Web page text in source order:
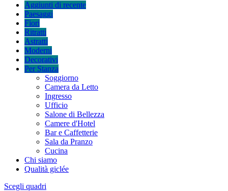
Aggiunti di recente
Paesaggi
Fiori
Ritratti
Astratti
Moderni
Decorativi
Per Stanza
Soggiorno
Camera da Letto
Ingresso
Ufficio
Salone di Bellezza
Camere d'Hotel
Bar e Caffetterie
Sala da Pranzo
Cucina
Chi siamo
Qualità giclée
Scegli quadri